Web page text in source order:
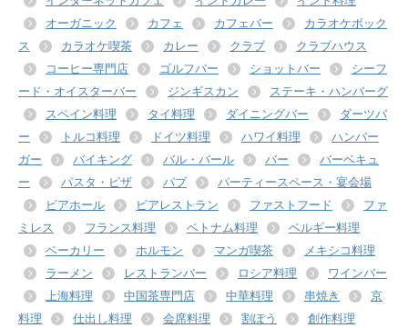
オーガニック
カフェ カフェバー
カラオケボック
ス
カラオケ喫茶 カレー クラブ
クラブハウス
コーヒー専門店
ゴルフバー ショットバー
シーフ
ード・オイスターバー
ジンギスカン
ステーキ・ハンバーグ
スペイン料理
タイ料理 ダイニングバー
ダーツバ
ー
トルコ料理 ドイツ料理 ハワイ料理
ハンバー
ガー
バイキング バル・バール バー
バーベキュ
ー
パスタ・ピザ パブ
パーティースペース・宴会場
ビアホール
ビアレストラン ファストフード
ファ
ミレス
フランス料理 ベトナム料理
ベルギー料理
ベーカリー
ホルモン マンガ喫茶
メキシコ料理
ラーメン
レストランバー ロシア料理
ワインバー
上海料理
中国茶専門店 中華料理 串焼き
京
料理
仕出し料理 会席料理 割ぽう
創作料理